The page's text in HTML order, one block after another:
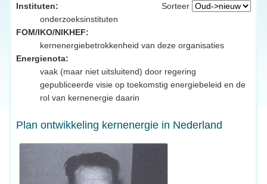
Sorteer
Instituten:
onderzoeksinstituten
FOM/IKO/NIKHEF:
kernenergiebetrokkenheid van deze organisaties
Energienota:
vaak (maar niet uitsluitend) door regering
gepubliceerde visie op toekomstig energiebeleid en de
rol van kernenergie daarin
Plan ontwikkeling kernenergie in Nederland